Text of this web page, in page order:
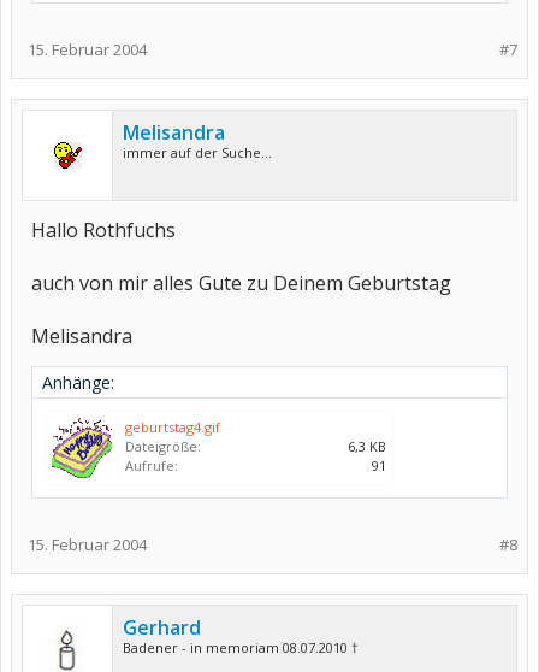
#7
15. Februar 2004
Melisandra
immer auf der Suche...
Hallo Rothfuchs
auch von mir alles Gute zu Deinem Geburtstag
Melisandra
Anhänge:
geburtstag4.gif
Dateigröße:
6,3 KB
Aufrufe:
91
#8
15. Februar 2004
Gerhard
Badener - in memoriam 08.07.2010 †